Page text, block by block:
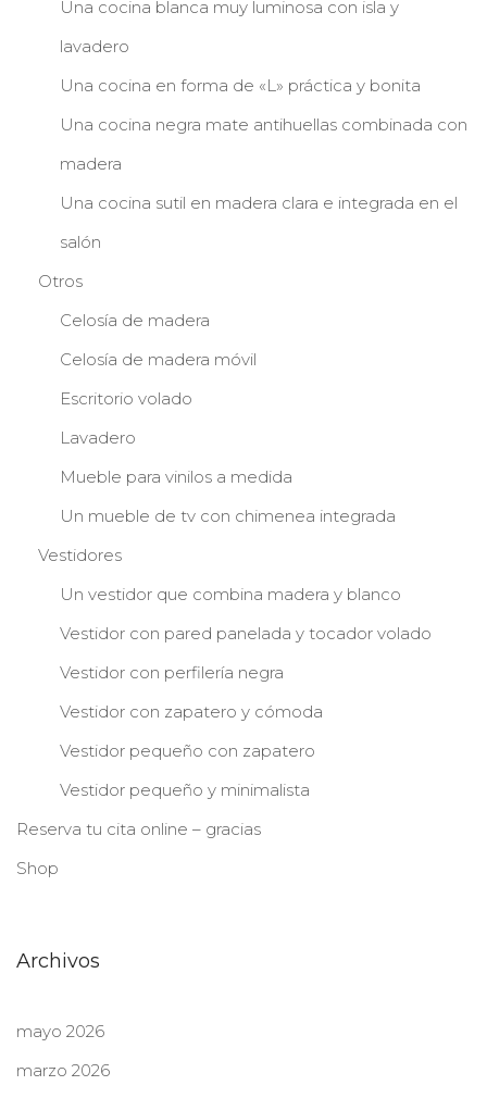
Una cocina blanca muy luminosa con isla y
lavadero
Una cocina en forma de «L» práctica y bonita
Una cocina negra mate antihuellas combinada con
madera
Una cocina sutil en madera clara e integrada en el
salón
Otros
Celosía de madera
Celosía de madera móvil
Escritorio volado
Lavadero
Mueble para vinilos a medida
Un mueble de tv con chimenea integrada
Vestidores
Un vestidor que combina madera y blanco
Vestidor con pared panelada y tocador volado
Vestidor con perfilería negra
Vestidor con zapatero y cómoda
Vestidor pequeño con zapatero
Vestidor pequeño y minimalista
Reserva tu cita online – gracias
Shop
Archivos
mayo 2026
marzo 2026